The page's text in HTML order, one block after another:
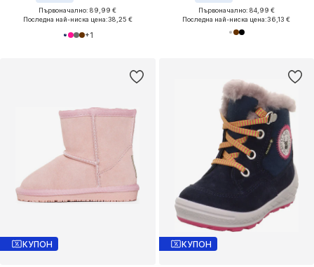
Първоначално: 89,99 €
Последна най-ниска цена:38,25 €
+1
Първоначално: 84,99 €
Последна най-ниска цена:36,13 €
КУПОН КУПОН